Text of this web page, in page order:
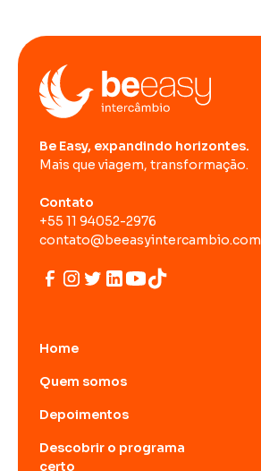
Be Easy, expandindo horizontes.
Mais que viagem, transformação.
Contato
+55 11 94052-2976
contato@beeasyintercambio.com
Home
Quem somos
Depoimentos
Descobrir o programa
certo